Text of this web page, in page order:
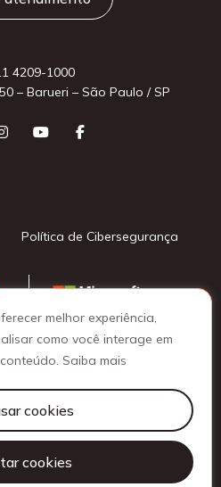
melhor experiência,
como você interage em
Saiba mais
cookies
cookies
4209-1000
– Barueri – São Paulo / SP
Política de Cibersegurança
Todos os direitos reservados